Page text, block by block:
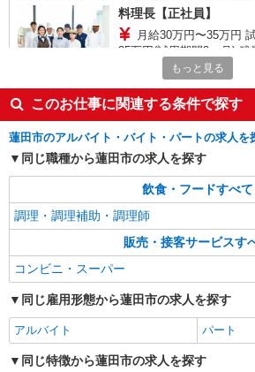
料理長【正社員】
月給30万円〜35万円 試用期間中 月給30万円〜
35万円(試用期間3ヶ月) 残業が発生した場合、残業
代を1分単位で別途支給
前職給与に応じて決定しま
グッドタイムリビン
田市山ノ内２?４１）
アルバイト パート
コンパスグループ・ジャパン株式会社
調理補助【アルバイト
時給1,200円以上 試用期間中 時給1,200円以上
(試用期間2ヶ月) 16:00〜20:00 時給1,300円以上 残
業が発生した場合、残業
田市山ノ内２?４１）
キープ
アルバイト パート
もっと見る
このお仕事に関連する条件で探す
蓮田市のアルバイト・バイト・パートの求人を
同じ職種から蓮田市の求人を探す
飲食・フードすべて
調理・調理補助・調理師
販売・接客サービスす
コンビニ・スーパー
同じ雇用形態から蓮田市の求人を探す
アルバイト パート
同じ特徴から蓮田市の求人を探す